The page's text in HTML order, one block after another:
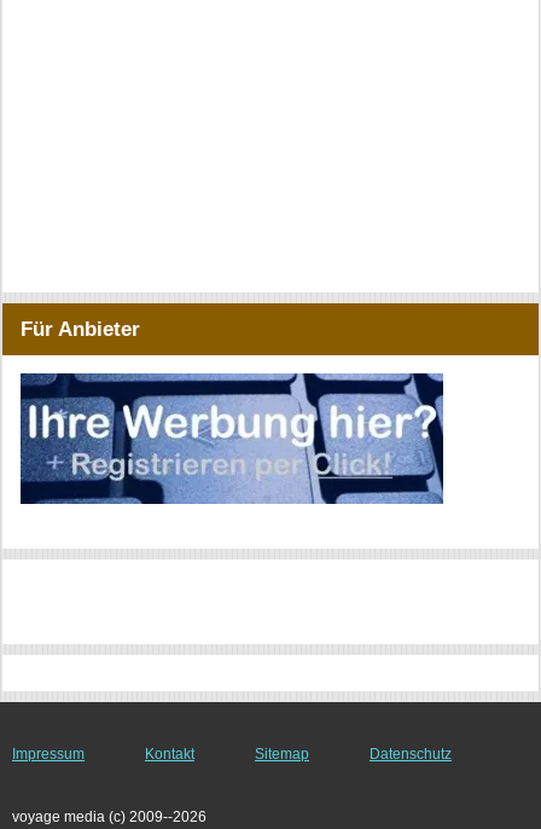
Für Anbieter
Impressum Kontakt Sitemap Datenschutz
voyage media (c) 2009--2026